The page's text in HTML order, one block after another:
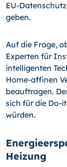
EU-
geben.
Auf die Frage,
Experten für
intelligenten
Home-affinen
beauftragen.
sich für die Do-
würden.
Heizung